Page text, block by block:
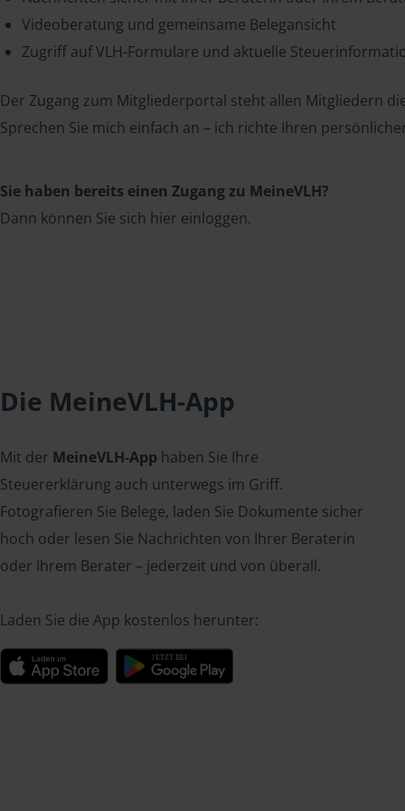
Videoberatung und gemeinsame Belegansicht
Zugriff auf VLH-Formulare und aktuelle
Der Zugang zum Mitgliederportal steht allen Mitgliedern
Sprechen Sie mich einfach an – ich richte Ihren
Sie haben bereits einen Zugang zu MeineVLH?
Dann können Sie sich hier einloggen.
Die MeineVLH-App
Mit der MeineVLH-App haben Sie Ihre
Steuererklärung auch unterwegs im Griff.
Fotografieren Sie Belege, laden Sie Dokumente sicher
hoch oder lesen Sie Nachrichten von Ihrer Beraterin
oder Ihrem Berater – jederzeit und von überall.
Laden Sie die App kostenlos herunter: